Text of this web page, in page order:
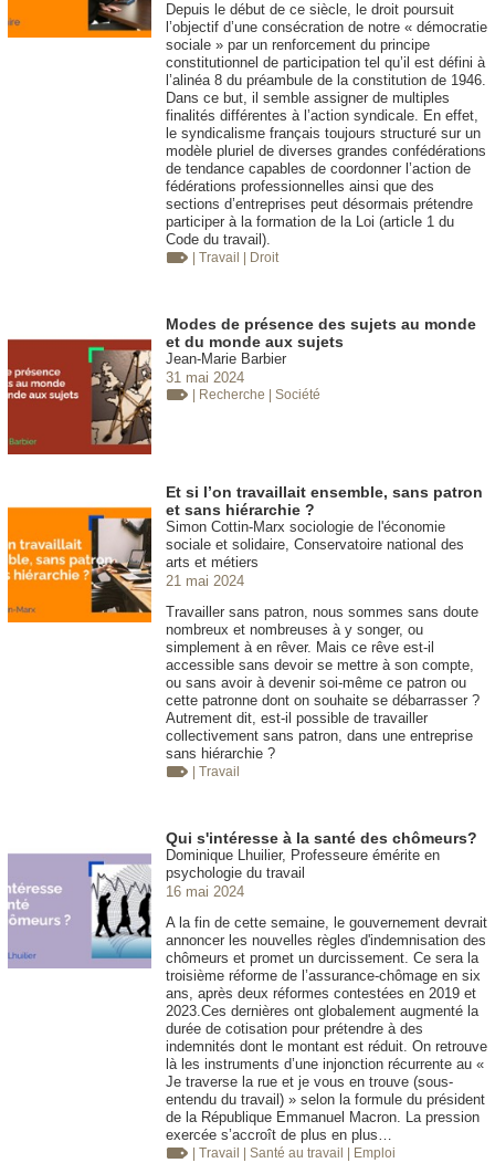
Depuis le début de ce siècle, le droit poursuit
l’objectif d’une consécration de notre « démocratie
sociale » par un renforcement du principe
constitutionnel de participation tel qu’il est défini à
l’alinéa 8 du préambule de la constitution de 1946.
Dans ce but, il semble assigner de multiples
finalités différentes à l’action syndicale. En effet,
le syndicalisme français toujours structuré sur un
modèle pluriel de diverses grandes confédérations
de tendance capables de coordonner l’action de
fédérations professionnelles ainsi que des
sections d’entreprises peut désormais prétendre
participer à la formation de la Loi (article 1 du
Code du travail).
| Travail | Droit
Modes de présence des sujets au monde
et du monde aux sujets
Jean-Marie Barbier
31 mai 2024
| Recherche | Société
Et si l’on travaillait ensemble, sans patron
et sans hiérarchie ?
Simon Cottin-Marx sociologie de l'économie
sociale et solidaire, Conservatoire national des
arts et métiers
21 mai 2024
Travailler sans patron, nous sommes sans doute
nombreux et nombreuses à y songer, ou
simplement à en rêver. Mais ce rêve est-il
accessible sans devoir se mettre à son compte,
ou sans avoir à devenir soi-même ce patron ou
cette patronne dont on souhaite se débarrasser ?
Autrement dit, est-il possible de travailler
collectivement sans patron, dans une entreprise
sans hiérarchie ?
| Travail
Qui s'intéresse à la santé des chômeurs?
Dominique Lhuilier, Professeure émérite en
psychologie du travail
16 mai 2024
A la fin de cette semaine, le gouvernement devrait
annoncer les nouvelles règles d'indemnisation des
chômeurs et promet un durcissement. Ce sera la
troisième réforme de l’assurance-chômage en six
ans, après deux réformes contestées en 2019 et
2023.Ces dernières ont globalement augmenté la
durée de cotisation pour prétendre à des
indemnités dont le montant est réduit. On retrouve
là les instruments d’une injonction récurrente au «
Je traverse la rue et je vous en trouve (sous-
entendu du travail) » selon la formule du président
de la République Emmanuel Macron. La pression
exercée s’accroît de plus en plus…
| Travail | Santé au travail | Emploi